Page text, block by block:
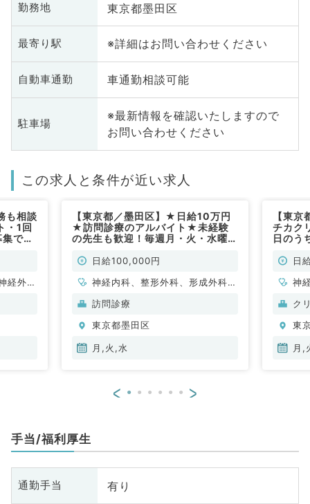
勤務地 東京都墨田区
最寄り駅 ※詳細はお問い合わせください
自動車通勤 車通勤相談可能
駐車場
※最新情報を確認いたしますので
お問い合わせください
この求人と条件が近い求人
も相談
・1回
です
経外
【東京都／墨田区】★日給10万円
★訪問診療のアルバイト★未経験
の先生も歓迎！毎週月・火・水曜日
リニック♪（内科系,外科系／非常
日給100,000円
神経内科、整形外科、形成外科、
脳神経外科、呼吸器外科、心臓血
呼吸器内科、消化器内科、内分
泌・代謝内科、腎臓内科、老年内
原病科
訪問診療
東京都墨田区
月,火,水
【東
チカク
日のう
非常勤
日
神
科
臓
科
ク
東
月,
< >
手当/福利厚生
通勤手当 有り